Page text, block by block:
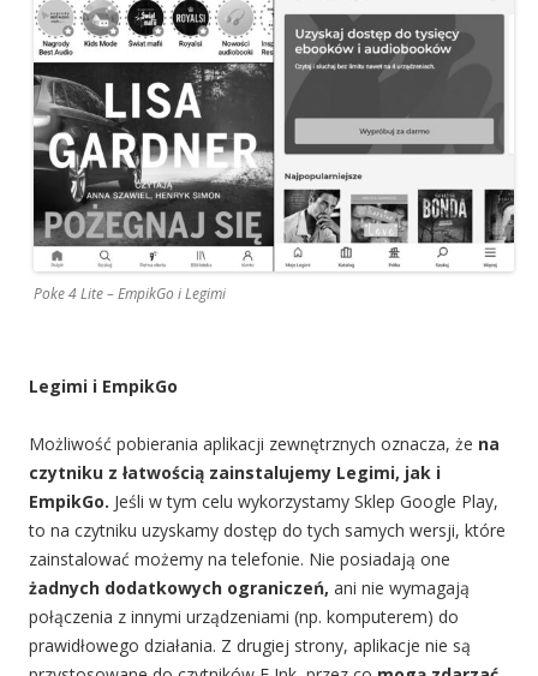
Poke 4 Lite – EmpikGo i Legimi
Legimi i EmpikGo
Możliwość pobierania aplikacji zewnętrznych oznacza, że na
czytniku z łatwością zainstalujemy Legimi, jak i
EmpikGo. Jeśli w tym celu wykorzystamy Sklep Google Play,
to na czytniku uzyskamy dostęp do tych samych wersji, które
zainstalować możemy na telefonie. Nie posiadają one
żadnych dodatkowych ograniczeń, ani nie wymagają
połączenia z innymi urządzeniami (np. komputerem) do
prawidłowego działania. Z drugiej strony, aplikacje nie są